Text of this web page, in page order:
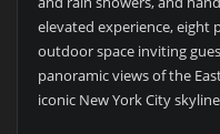
elevated experience,
outdoor space inviting
panoramic views of the
iconic New York City